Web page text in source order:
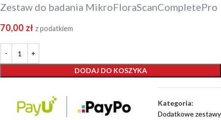
Zestaw do badania MikroFloraScanCompletePro
70,00 zł z podatkiem
DODAJ DO KOSZYKA
Kategoria:
Dodatkowe zestawy